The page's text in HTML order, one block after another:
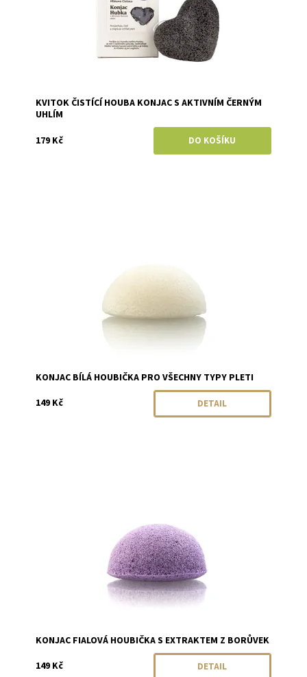
KVITOK ČISTÍCÍ HOUBA KONJAC S AKTIVNÍM ČERNÝM
UHLÍM
179 Kč
KONJAC BÍLÁ HOUBIČKA PRO VŠECHNY TYPY PLETI
149 Kč
DETAIL
KONJAC FIALOVÁ HOUBIČKA S EXTRAKTEM Z BORŮVEK
149 Kč
DETAIL